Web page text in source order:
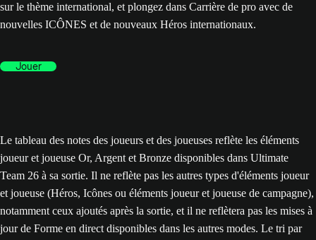
sur le thème international, et plongez dans Carrière de pro avec de
nouvelles ICÔNES et de nouveaux Héros internationaux.
Jouer
Le tableau des notes des joueurs et des joueuses reflète les éléments
joueur et joueuse Or, Argent et Bronze disponibles dans Ultimate
Team 26 à sa sortie. Il ne reflète pas les autres types d'éléments joueur
et joueuse (Héros, Icônes ou éléments joueur et joueuse de campagne),
notamment ceux ajoutés après la sortie, et il ne reflètera pas les mises à
jour de Forme en direct disponibles dans les autres modes. Le tri par